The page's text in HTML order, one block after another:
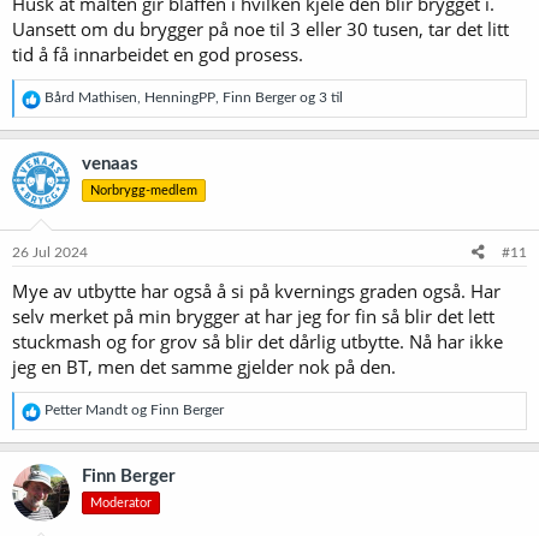
Uansett om du brygger på noe til 3 eller 30 tusen, tar det litt
tid å få innarbeidet en god prosess.
R
e
a
k
s
j
o
e
:
Bård Mathisen HenningPP Finn Bergerog 3 til
venaas
Norbrygg-medlem
26 Jul 2024 #11
Mye av utbytte har også å si på kvernings graden også. Har
selv merket på min brygger at har jeg for fin så blir det lett
stuckmash og for grov så blir det dårlig utbytte. Nå har ikke
jeg en BT, men det samme gjelder nok på den.
R
e
a
k
s
j
o
Petter Mandt og Finn Berger
Finn Berger
Moderator